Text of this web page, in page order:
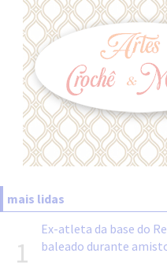
mais lidas
1
Ex-atleta da base do
baleado durante